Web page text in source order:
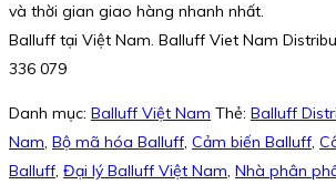
và thời gian giao hàng nhanh nhất.
Balluff tại Việt Nam. Balluff Viet Nam
336 079
Danh mục: Balluff Việt Nam Thẻ: Balluff
Nam, Bộ mã hóa Balluff, Cảm biến Balluff,
Balluff, Đại lý Balluff Việt Nam, Nhà phân